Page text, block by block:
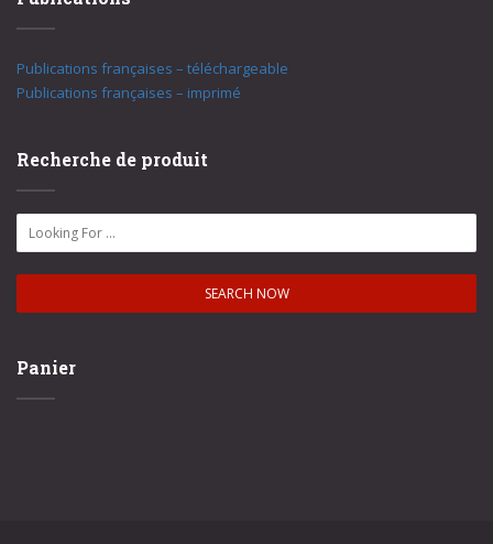
Publications françaises – téléchargeable
Publications françaises – imprimé
Recherche de produit
Panier